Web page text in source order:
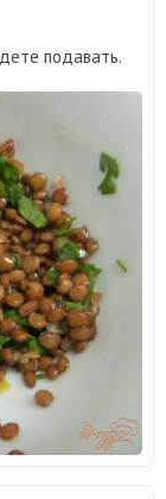
подавать.